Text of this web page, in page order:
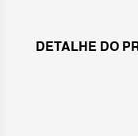
DETALHE DO